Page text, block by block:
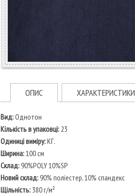
ОПИС ХАРАКТЕРИСТИКИ
Вид:Однотон
Кількість в упаковці: 23
Одиниці виміру:КГ.
Ширина:100 см
Склад:90%POLY 10%SP
Новий склад:90% поліестер, 10% спандекс
Щільність: 380 г/м²